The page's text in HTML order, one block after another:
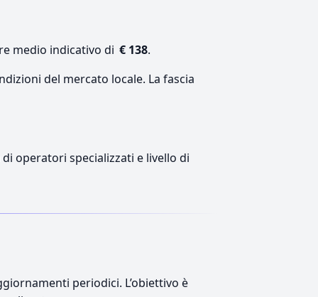
medio indicativo di € 138.
del mercato locale. La fascia
operatori specializzati e livello di
periodici. L’obiettivo è